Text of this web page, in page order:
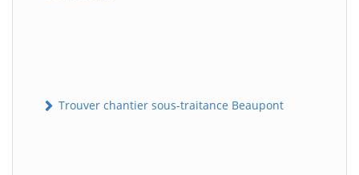
Trouver chantier sous-traitance Beaupont